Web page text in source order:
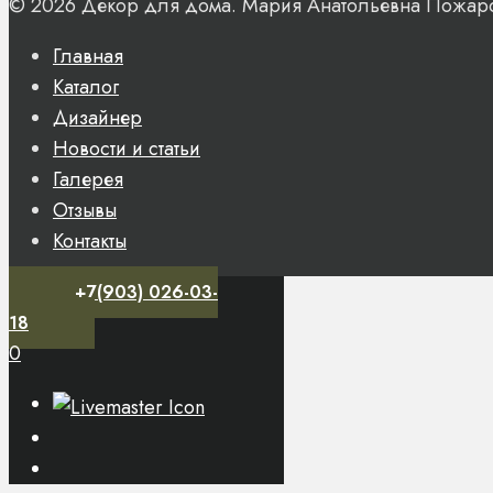
Главная
Каталог
Дизайнер
Новости и статьи
Галерея
Отзывы
Контакты
+7(903) 026-03-
18
0